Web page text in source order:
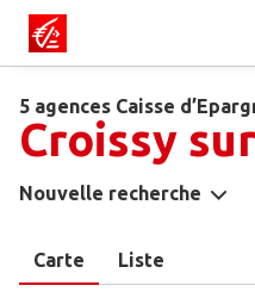
5 agences Caisse
Croissy
Nouvelle recherche
Carte Liste